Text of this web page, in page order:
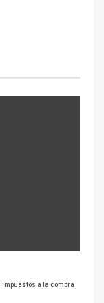
impuestos a la compra